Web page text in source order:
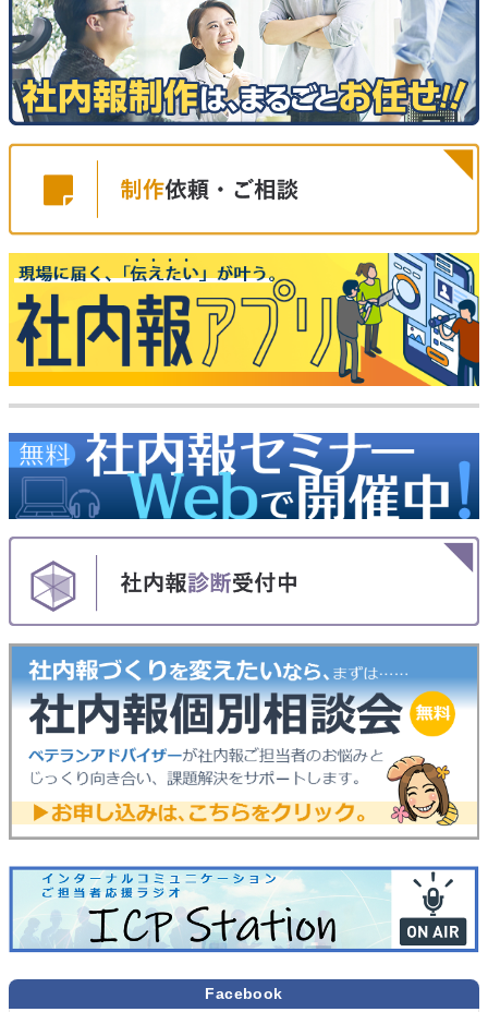
Facebook